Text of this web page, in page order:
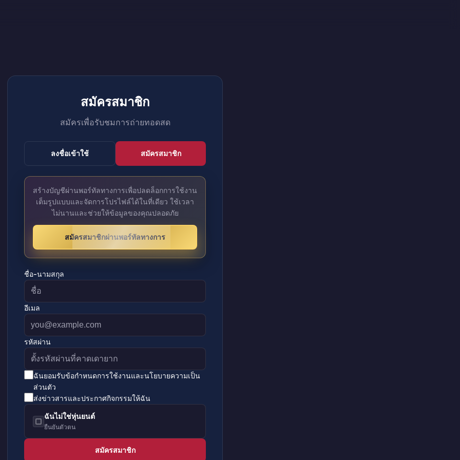
สมัครสมาชิก
สมัครเพื่อรับชมการถ่ายทอดสด
ลงชื่อเข้าใช้ สมัครสมาชิก
สร้างบัญชีผ่านพอร์ทัลทางการเพื่อปลดล็อกการใช้งาน
เต็มรูปแบบและจัดการโปรไฟล์ได้ในที่เดียว ใช้เวลา
ไม่นานและช่วยให้ข้อมูลของคุณปลอดภัย
สมัครสมาชิกผ่านพอร์ทัลทางการ
ชื่อ-นามสกุล
อีเมล
รหัสผ่าน
ฉันยอมรับข้อกำหนดการใช้งานและนโยบายความเป็น
ส่วนตัว
ส่งข่าวสารและประกาศกิจกรรมให้ฉัน
ฉันไม่ใช่หุ่นยนต์
ยืนยันตัวตน
สมัครสมาชิก